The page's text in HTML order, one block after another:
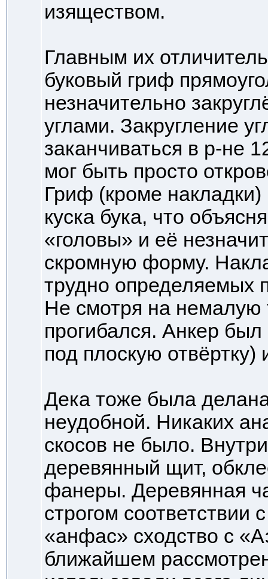
изяществом.
Главным их
буковый гриф
незначительно
углами. Закругление
заканчиваться в р-не
мог быть просто
Гриф (кроме
куска бука, что
«головы» и её
скромную форму.
трудно определяемых
Не смотря на
прогибался. Анкер был
под плоскую отвёртку)
Дека тоже была
неудобной. Никаких
скосов не было.
деревянный щит,
фанеры. Деревянная
строгом
«анфас» сходство с
ближайшем